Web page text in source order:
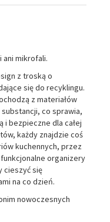
ani mikrofali.
z troską o
się do recyklingu.
z materiałów
co sprawia,
i bezpieczne dla całej
każdy znajdzie coś
kuchennych, przez
organizery
cieszyć się
na co dzień.
nowoczesnych